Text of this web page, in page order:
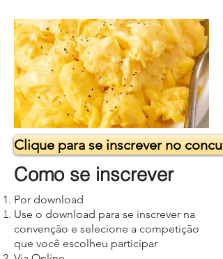
Clique para se inscrever no
Como se inscrever
Por download
Use o download para se inscrever na
convenção e selecione a competição
que você escolheu participar